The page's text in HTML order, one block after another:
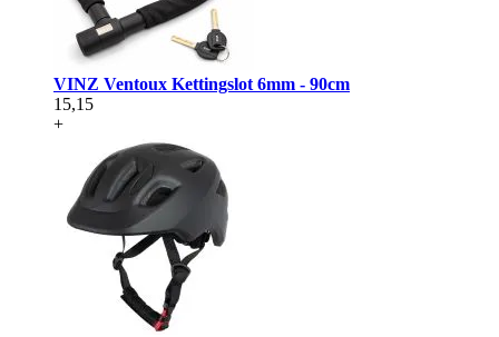
VINZ Ventoux Kettingslot 6mm - 90cm
15,15
+